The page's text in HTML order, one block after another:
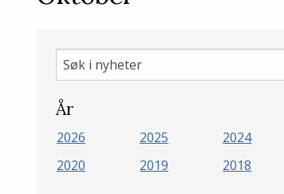
Søk
i
nyheter
År
2026 2025 2024
2020
2019 2018